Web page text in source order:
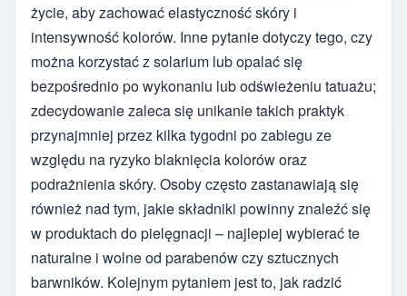
życie, aby zachować elastyczność skóry i
intensywność kolorów. Inne pytanie dotyczy tego, czy
można korzystać z solarium lub opalać się
bezpośrednio po wykonaniu lub odświeżeniu tatuażu;
zdecydowanie zaleca się unikanie takich praktyk
przynajmniej przez kilka tygodni po zabiegu ze
względu na ryzyko blaknięcia kolorów oraz
podrażnienia skóry. Osoby często zastanawiają się
również nad tym, jakie składniki powinny znaleźć się
w produktach do pielęgnacji – najlepiej wybierać te
naturalne i wolne od parabenów czy sztucznych
barwników. Kolejnym pytaniem jest to, jak radzić